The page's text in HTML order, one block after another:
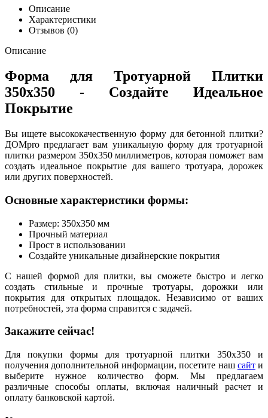
Описание
Характеристики
Отзывов (0)
Описание
Форма для Тротуарной Плитки
350x350 - Создайте Идеальное
Покрытие
Вы ищете высококачественную форму для бетонной плитки?
ДОМpro предлагает вам уникальную форму для тротуарной
плитки размером 350x350 миллиметров, которая поможет вам
создать идеальное покрытие для вашего тротуара, дорожек
или других поверхностей.
Основные характеристики формы:
Размер: 350x350 мм
Прочный материал
Прост в использовании
Создайте уникальные дизайнерские покрытия
С нашей формой для плитки, вы сможете быстро и легко
создать стильные и прочные тротуары, дорожки или
покрытия для открытых площадок. Независимо от ваших
потребностей, эта форма справится с задачей.
Закажите сейчас!
Для покупки формы для тротуарной плитки 350x350 и
получения дополнительной информации, посетите наш сайти
выберите нужное количество форм. Мы предлагаем
различные способы оплаты, включая наличный расчет и
оплату банковской картой.